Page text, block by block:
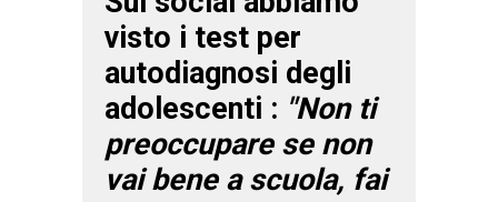
visto i test per
autodiagnosi degli
adolescenti : "Non ti
preoccupare se non
vai bene a scuola, fai